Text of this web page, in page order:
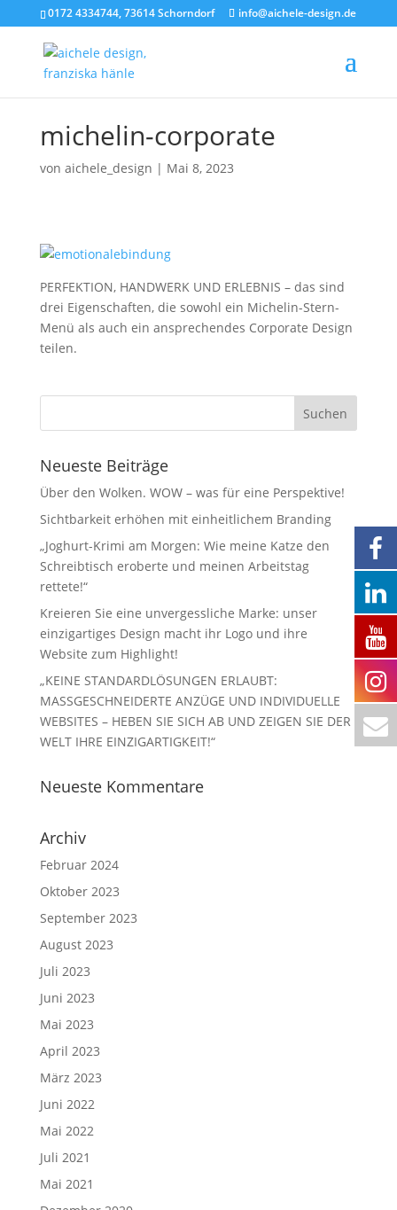
0172 4334744, 73614 Schorndorf info@aichele-design.de
michelin-corporate
von aichele_design | Mai 8, 2023
PERFEKTION, HANDWERK UND ERLEBNIS – das sind
drei Eigenschaften, die sowohl ein Michelin-Stern-
Menü als auch ein ansprechendes Corporate Design
teilen.
Neueste Beiträge
Über den Wolken. WOW – was für eine Perspektive!
Sichtbarkeit erhöhen mit einheitlichem Branding
„Joghurt-Krimi am Morgen: Wie meine Katze den
Schreibtisch eroberte und meinen Arbeitstag
rettete!“
Kreieren Sie eine unvergessliche Marke: unser
einzigartiges Design macht ihr Logo und ihre
Website zum Highlight!
„KEINE STANDARDLÖSUNGEN ERLAUBT:
MASSGESCHNEIDERTE ANZÜGE UND INDIVIDUELLE
WEBSITES – HEBEN SIE SICH AB UND ZEIGEN SIE DER
WELT IHRE EINZIGARTIGKEIT!“
Neueste Kommentare
Archiv
Februar 2024
Oktober 2023
September 2023
August 2023
Juli 2023
Juni 2023
Mai 2023
April 2023
März 2023
Juni 2022
Mai 2022
Juli 2021
Mai 2021